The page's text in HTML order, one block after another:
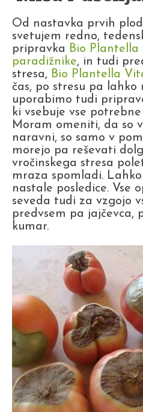
Od nastavka prvih
svetujem redno,
pripravka Bio Plantella
paradižnike, in tudi
stresa, Bio Plantella
čas, po stresu pa lahko
uporabimo tudi
ki vsebuje vse
Moram omeniti, da so
naravni, so samo v
morejo pa reševati
vročinskega stresa
mraza spomladi.
nastale posledice. Vse
seveda tudi za vzgojo
predvsem pa jajčevca,
kumar.